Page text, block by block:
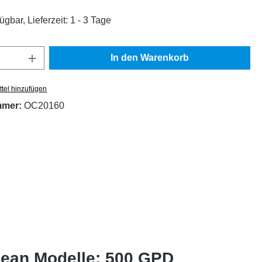
Lieferzeit: 1 - 3 Tage
Anzahl: Gib den gewünschten Wert ein
In den Warenkorb
hinzufügen
OC20160
Modelle: 500 GPD